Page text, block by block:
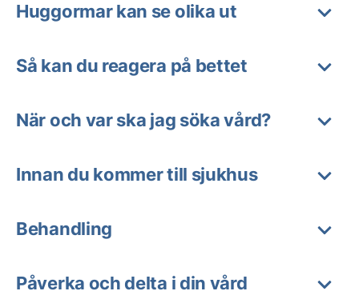
Huggormar kan se olika ut
Så kan du reagera på bettet
När och var ska jag söka vård?
Innan du kommer till sjukhus
Behandling
Påverka och delta i din vård